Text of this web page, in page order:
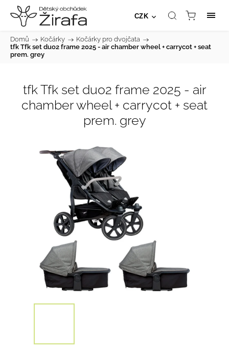
CZK
Domů / Kočárky / Kočárky pro dvojčata /
tfk Tfk set duo2 frame 2025 - air chamber wheel + carrycot + seat
prem. grey
tfk Tfk set duo2 frame 2025 - air
chamber wheel + carrycot + seat
prem. grey